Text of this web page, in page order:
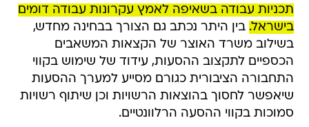
תכניות עבודה בשאיפה לאמץ עקרונות עבודה דומים
בישראל. בין היתר נכתב גם הצורך בבחינה מחדש,
בשילוב משרד האוצר של הקצאות המשאבים
הכספיים לתקצוב ההסעות, עידוד של שימוש בקווי
התחבורה הציבורית כגורם מסייע למערך ההסעות
שיאפשר לחסוך בהוצאות הרשויות וכן שיתוף רשויות
סמוכות בקווי ההסעה הרלוונטיים.